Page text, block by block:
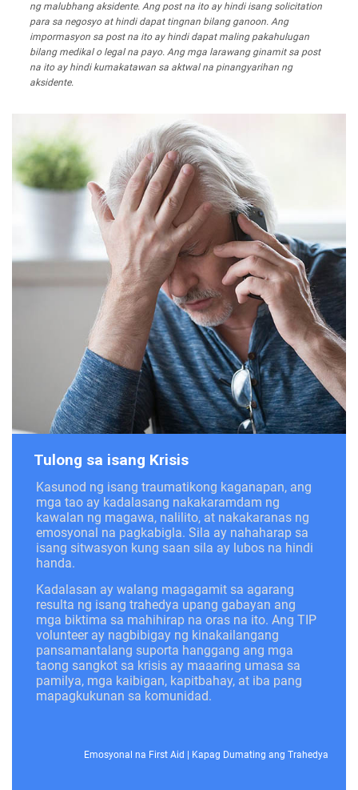
ng malubhang aksidente. Ang post na ito ay hindi isang solicitation
para sa negosyo at hindi dapat tingnan bilang ganoon. Ang
impormasyon sa post na ito ay hindi dapat maling pakahulugan
bilang medikal o legal na payo. Ang mga larawang ginamit sa post
na ito ay hindi kumakatawan sa aktwal na pinangyarihan ng
aksidente.
Tulong sa isang Krisis
Kasunod ng isang traumatikong kaganapan, ang
mga tao ay kadalasang nakakaramdam ng
kawalan ng magawa, nalilito, at nakakaranas ng
emosyonal na pagkabigla. Sila ay nahaharap sa
isang sitwasyon kung saan sila ay lubos na hindi
handa.
Kadalasan ay walang magagamit sa agarang
resulta ng isang trahedya upang gabayan ang
mga biktima sa mahihirap na oras na ito. Ang TIP
volunteer ay nagbibigay ng kinakailangang
pansamantalang suporta hanggang ang mga
taong sangkot sa krisis ay maaaring umasa sa
pamilya, mga kaibigan, kapitbahay, at iba pang
mapagkukunan sa komunidad.
Emosyonal na First Aid Kapag Dumating ang Trahedya